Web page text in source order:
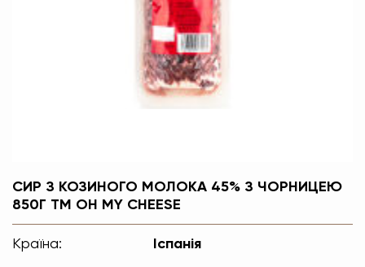
СИР З КОЗИНОГО МОЛОКА 45% З ЧОРНИЦЕЮ
850Г TM OH MY CHEESE
Країна: Іспанія